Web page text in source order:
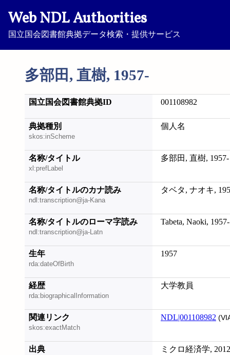
Web NDL Authorities
国立国会図書館典拠データ検索・提供サービス
多部田, 直樹, 1957-
国立国会図書館典拠ID 001108982
典拠種別
skos:inScheme
個人名
名称/タイトル
xl:prefLabel
多部田, 直樹, 1957-
名称/タイトルのカナ読み
ndl:transcription@ja-Kana
タベタ, ナオキ,
名称/タイトルのローマ字読み
ndl:transcription@ja-Latn
Tabeta, Naoki, 1957-
生年
rda:dateOfBirth
1957
経歴
rda:biographicalInformation
大学教員
関連リンク
skos:exactMatch
NDL|001108982
出典 ミクロ経済学,